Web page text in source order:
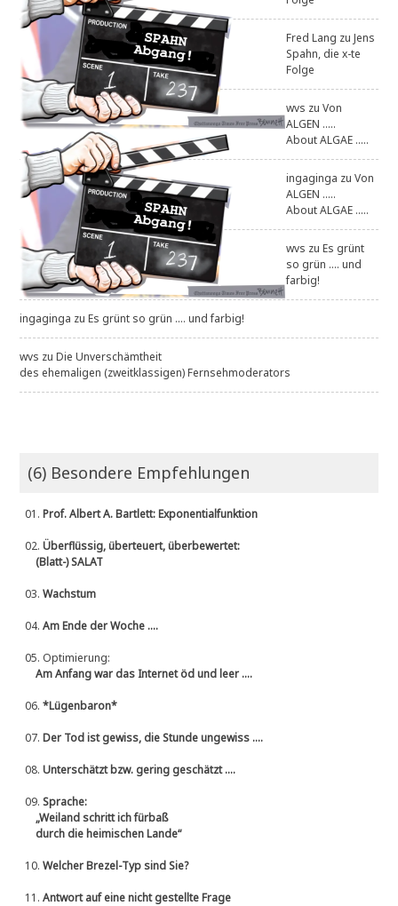
Fred Lang zuJens
Spahn, die x-te
Folge
wvs zuVon
ALGEN .....
About ALGAE .....
ingaginga zuVon
ALGEN .....
About ALGAE .....
wvs zuEs grünt
so grün .... und
farbig!
ingaginga zuEs grünt so grün .... und farbig!
wvs zuDie Unverschämtheit
des ehemaligen (zweitklassigen) Fernsehmoderators
(6) Besondere Empfehlungen
01.Prof. Albert A. Bartlett: Exponentialfunktion
02.Überflüssig, überteuert, überbewertet:
(Blatt-) SALAT
03.Wachstum
04.Am Ende der Woche ....
05. Optimierung:
Am Anfang war das Internet öd und leer ....
06.*Lügenbaron*
07.Der Tod ist gewiss, die Stunde ungewiss ....
08.Unterschätzt bzw. gering geschätzt ....
09.Sprache:
„Weiland schritt ich fürbaß
durch die heimischen Lande“
10.Welcher Brezel-Typ sind Sie?
11.Antwort auf eine nicht gestellte Frage